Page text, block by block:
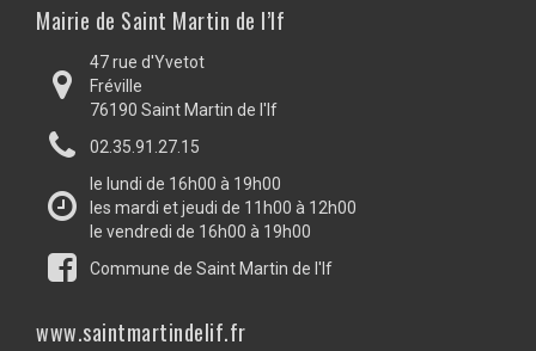
Mairie de Saint Martin de l’If
47 rue d'Yvetot
Fréville
76190 Saint Martin de l'If
02.35.91.27.15
le lundi de 16h00 à 19h00
les mardi et jeudi de 11h00 à 12h00
le vendredi de 16h00 à 19h00
Commune de Saint Martin de l'If
www.saintmartindelif.fr